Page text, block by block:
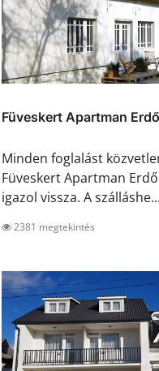
Füveskert Apartman
Minden foglalást
Füveskert Apartman
igazol vissza. A szálláshe...
2381 megtekintés